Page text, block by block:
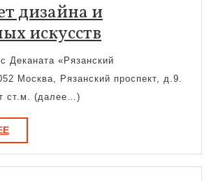
дизайна и
искусствФакультет
дизайна
и
Деканата «Рязанский
Москва, Рязанский проспект, д.9.
ст.м. (далее…)
ПОДРОБНЕЕ